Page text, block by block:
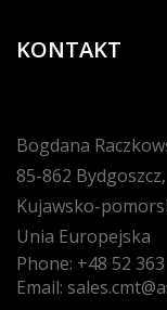
KONTAKT
Bogdana
85-862 Bydgoszcz,
Kujawsko-
Unia Europejska
Phone: +48 52
Email: